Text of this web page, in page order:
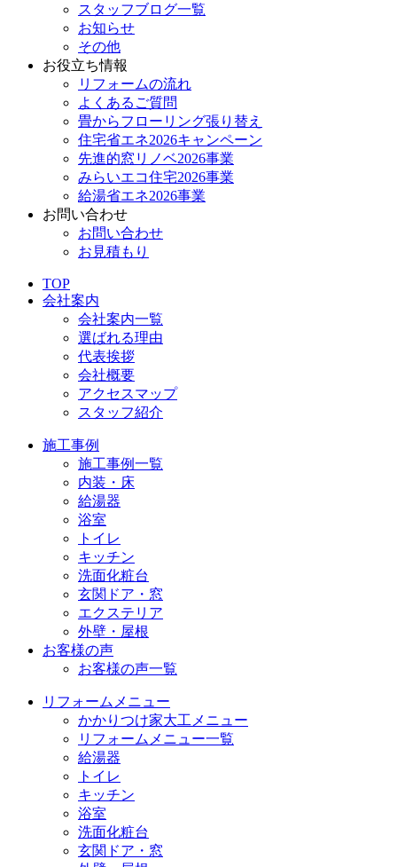
スタッフブログ一覧
お知らせ
その他
お役立ち情報
リフォームの流れ
よくあるご質問
畳からフローリング張り替え
住宅省エネ2026キャンペーン
先進的窓リノベ2026事業
みらいエコ住宅2026事業
給湯省エネ2026事業
お問い合わせ
お問い合わせ
お見積もり
TOP
会社案内
会社案内一覧
選ばれる理由
代表挨拶
会社概要
アクセスマップ
スタッフ紹介
施工事例
施工事例一覧
内装・床
給湯器
浴室
トイレ
キッチン
洗面化粧台
玄関ドア・窓
エクステリア
外壁・屋根
お客様の声
お客様の声一覧
リフォームメニュー
かかりつけ家大工メニュー
リフォームメニュー一覧
給湯器
トイレ
キッチン
浴室
洗面化粧台
玄関ドア・窓